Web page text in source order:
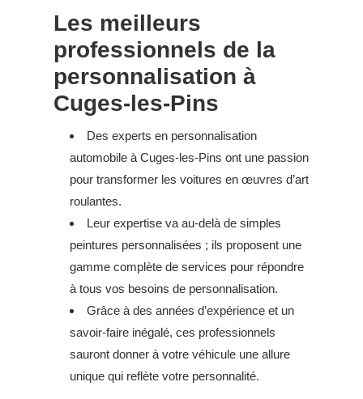
Les meilleurs
professionnels de la
personnalisation à
Cuges-les-Pins
Des experts en personnalisation
automobile à Cuges-les-Pins ont une passion
pour transformer les voitures en œuvres d’art
roulantes.
Leur expertise va au-delà de simples
peintures personnalisées ; ils proposent une
gamme complète de services pour répondre
à tous vos besoins de personnalisation.
Grâce à des années d’expérience et un
savoir-faire inégalé, ces professionnels
sauront donner à votre véhicule une allure
unique qui reflète votre personnalité.